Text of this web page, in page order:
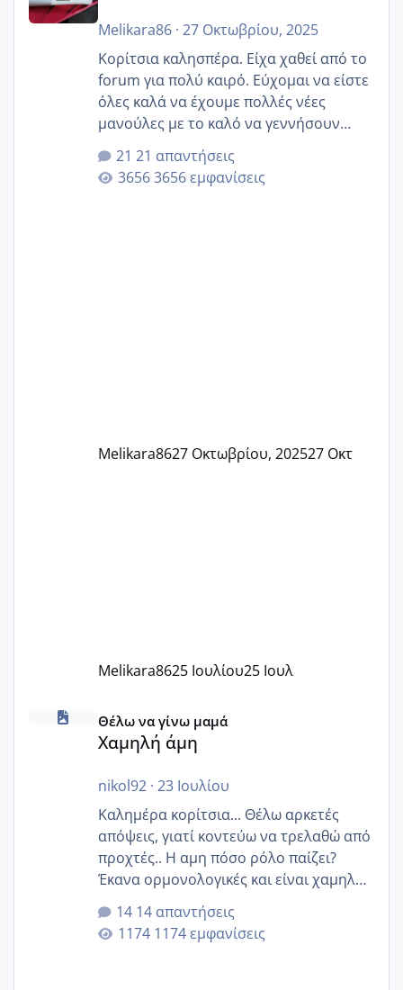
Melikara86· 27 Οκτωβρίου, 2025
Κορίτσια καλησπέρα. Είχα χαθεί από το
forum για πολύ καιρό. Εύχομαι να είστε
όλες καλά να έχουμε πολλές νέες
μανούλες με το καλό να γεννήσουν
αυτές που ήδη περιμένουν. Να πάρουν
γερα μωράκια στην αγκαλίτσα τους
🙏🏼🙏🏼 Ας πάμε λοιπόν στο θέμα μου.
21 απαντήσεις
3656 εμφανίσεις
Melikara8627 Οκτωβρίου, 202527 Οκτ
Melikara8625 Ιουλίου25 Ιουλ
Χαμηλή άμη
Θέλω να γίνω μαμά
Χαμηλή άμη
nikol92· 23 Ιουλίου
Καλημέρα κορίτσια... Θέλω αρκετές
απόψεις, γιατί κοντεύω να τρελαθώ από
προχτές.. Η αμη πόσο ρόλο παίζει?
Έκανα ορμονολογικές και είναι χαμηλή
για την ηλικία μου.. Είχα ήδη μια
εγκυμοσύνη, που έπρεπε να τερματιστεί
στην 27η εβδομάδα και προσπαθώ 7
14 απαντήσεις
1174 εμφανίσεις